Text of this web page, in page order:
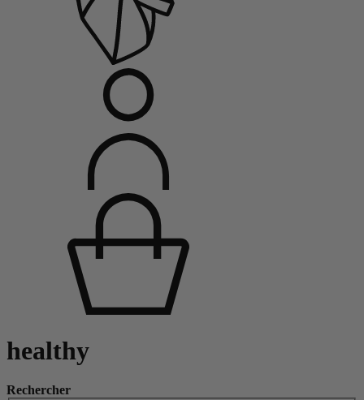
healthy
Rechercher